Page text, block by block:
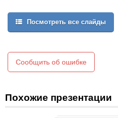
патриархальной теорией,
отцовской власти, т.е. власть
это как власть отца в семье
Аристотель (384-322)
Посмотреть все слайды
Сообщить об ошибке
Похожие презентации